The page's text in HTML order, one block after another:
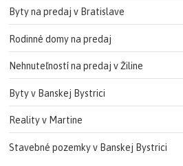
Byty na predaj v Bratislave
Rodinné domy na predaj
Nehnuteľností na predaj v Žiline
Byty v Banskej Bystrici
Reality v Martine
Stavebné pozemky v Banskej Bystrici